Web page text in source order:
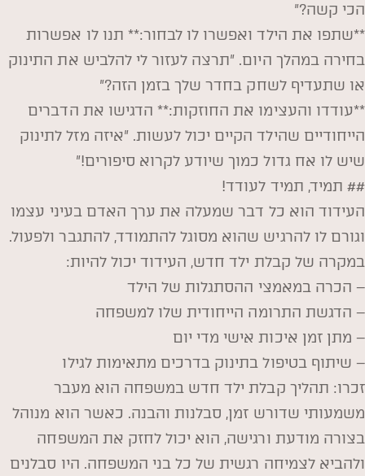
הכי קשה?"
**שתפו את הילד ואפשרו לו לבחור:** תנו לו אפשרות
בחירה במהלך היום. "תרצה לעזור לי להלביש את התינוק
או שתעדיף לשחק בחדר שלך בזמן הזה?"
**עודדו והעצימו את החוזקות:** הדגישו את הדברים
הייחודיים שהילד הקיים יכול לעשות. "איזה מזל לתינוק
שיש לו אח גדול כמוך שיודע לקרוא סיפורים!"
## תמיד, תמיד לעודד!
העידוד הוא כל דבר שמעלה את ערך האדם בעיני עצמו
וגורם לו להרגיש שהוא מסוגל להתמודד, להתגבר ולפעול.
במקרה של קבלת ילד חדש, העידוד יכול להיות:
– הכרה במאמצי ההסתגלות של הילד
– הדגשת התרומה הייחודית שלו למשפחה
– מתן זמן איכות אישי מדי יום
– שיתוף בטיפול בתינוק בדרכים מתאימות לגילו
זכרו: תהליך קבלת ילד חדש במשפחה הוא מעבר
משמעותי שדורש זמן, סבלנות והבנה. כאשר הוא מנוהל
בצורה מודעת ורגישה, הוא יכול לחזק את המשפחה
ולהביא לצמיחה רגשית של כל בני המשפחה. היו סבלנים